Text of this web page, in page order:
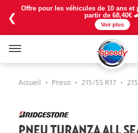
❮
Offre pour les véhicules de 10 ans et
partir de 68,40€
Voir plus
Accueil • Pneus • 215/55 R17 •